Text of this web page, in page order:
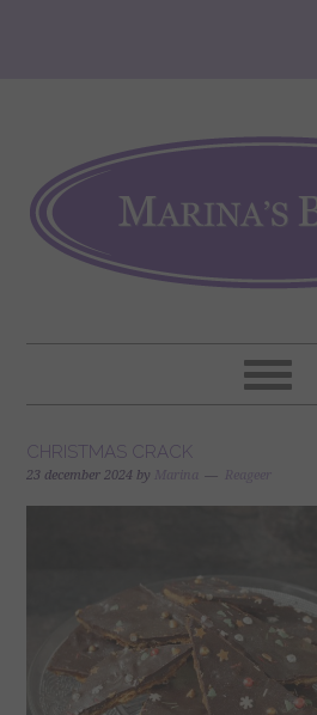
CHRISTMAS CRACK
23 december 2024 by Marina Reageer